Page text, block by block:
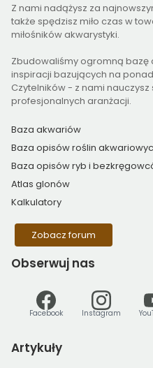
Z nami nadążysz za
także spędzisz miło czas w
miłośników akwarystyki.
Zbudowaliśmy ogromną bazę
inspiracji bazujących na
Czytelników - z nami
profesjonalnych aranżacji.
Baza akwariów
Baza opisów roślin
Baza opisów ryb i
Atlas glonów
Kalkulatory
Zobacz forum
Obserwuj nas
Facebook Instagram
Artykuły